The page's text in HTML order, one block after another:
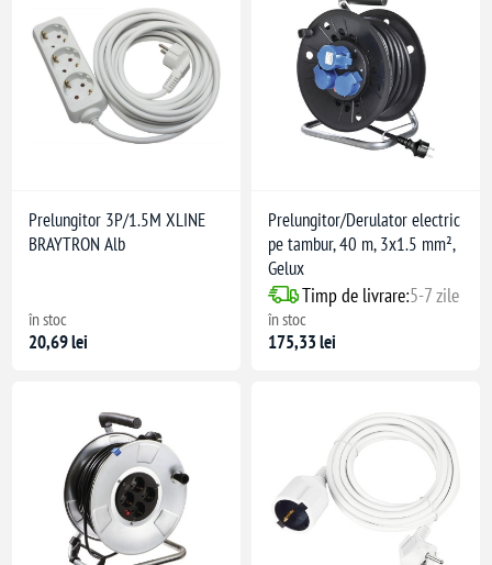
Prelungitor 3P/1.5M XLINE
BRAYTRON Alb
în stoc
20,69 lei
Prelungitor/Derulator electric
pe tambur, 40 m, 3x1.5 mm²,
Gelux
Timp de livrare:5-7 zile
în stoc
175,33 lei